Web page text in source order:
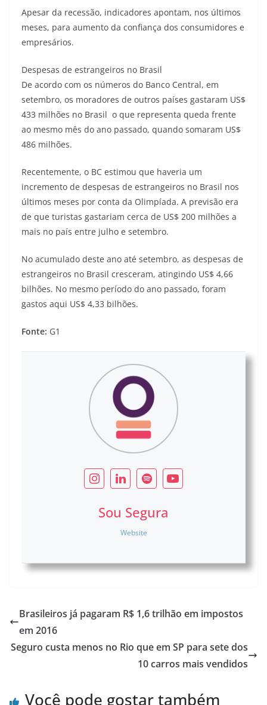
Apesar da recessão, indicadores apontam, nos últimos
meses, para aumento da confiança dos consumidores e
empresários.
Despesas de estrangeiros no Brasil
De acordo com os números do Banco Central, em
setembro, os moradores de outros países gastaram US$
433 milhões no Brasil  o que representa queda frente
ao mesmo mês do ano passado, quando somaram US$
486 milhões.
Recentemente, o BC estimou que haveria um
incremento de despesas de estrangeiros no Brasil nos
últimos meses por conta da Olimpíada. A previsão era
de que turistas gastariam cerca de US$ 200 milhões a
mais no país entre julho e setembro.
No acumulado deste ano até setembro, as despesas de
estrangeiros no Brasil cresceram, atingindo US$ 4,66
bilhões. No mesmo período do ano passado, foram
gastos aqui US$ 4,33 bilhões.
Fonte: G1
Sou Segura
Website
Brasileiros já pagaram R$ 1,6 trilhão em impostos
em 2016
Seguro custa menos no Rio que em SP para sete dos
10 carros mais vendidos
Você pode gostar também